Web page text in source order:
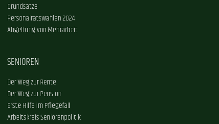
Grundsätze
Personalratswahlen 2024
Abgeltung von Mehrarbeit
SENIOREN
Der Weg zur Rente
Der Weg zur Pension
Erste Hilfe im Pflegefall
Arbeitskreis Seniorenpolitik